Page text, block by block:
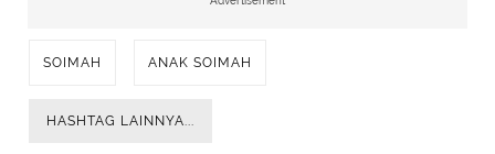
SOIMAH ANAK SOIMAH
HASHTAG LAINNYA...